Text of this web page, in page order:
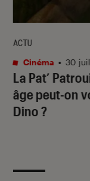
La Pat’
âge peut-on
Dino?
ACTU
Cinéma • 30